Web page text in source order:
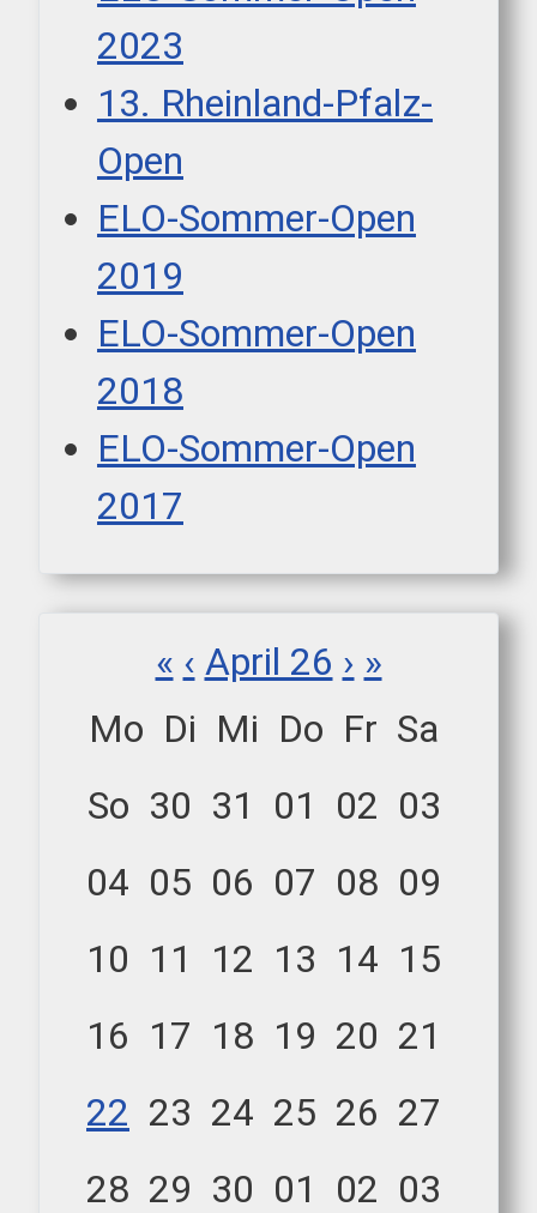
2023
13. Rheinland-Pfalz-
Open
ELO-Sommer-Open
2019
ELO-Sommer-Open
2018
ELO-Sommer-Open
2017
« ‹ April 26 › »
Mo Di Mi Do Fr Sa
So 30 31 01 02 03
04 05 06 07 08 09
10 11 12 13 14 15
16 17 18 19 20 21
22 23 24 25 26 27
28 29 30 01 02 03